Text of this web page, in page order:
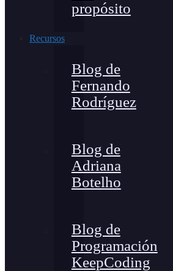
propósito
Recursos
Blog de
Fernando
Rodríguez
Blog de
Adriana
Botelho
Blog de
Programación
KeepCoding